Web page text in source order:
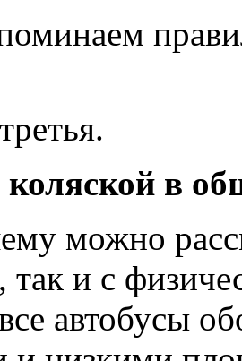
коляской в
можно
так и с
автобусы